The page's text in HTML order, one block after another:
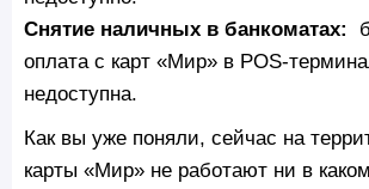
Снятие наличных в банкоматах:
оплата с карт «Мир» в POS-
недоступна.
Как вы уже поняли, сейчас на
карты «Мир» не работают ни в